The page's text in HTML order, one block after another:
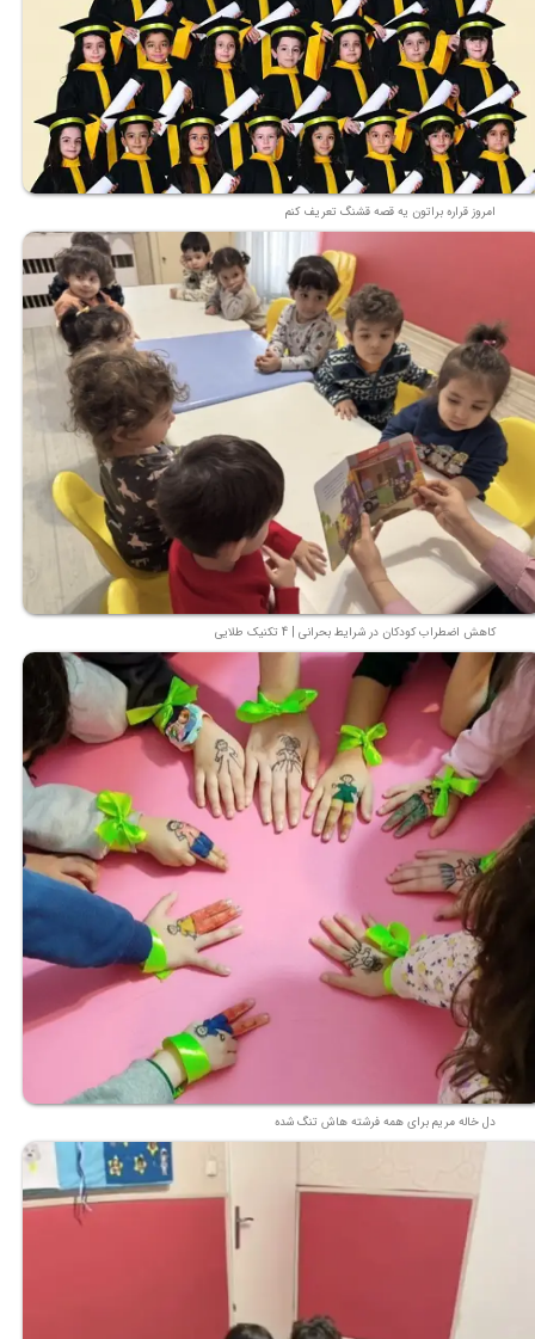
امروز قراره براتون یه قصه قشنگ تعریف کنم
کاهش اضطراب کودکان در شرایط بحرانی | 4 تکنیک طلایی
دل خاله مریم برای همه فرشته هاش تنگ شده